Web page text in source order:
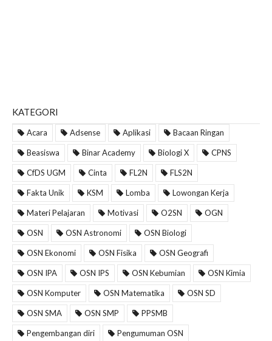
KATEGORI
Acara Adsense Aplikasi Bacaan Ringan
Beasiswa Binar Academy Biologi X CPNS
CfDS UGM Cinta FL2N FLS2N
Fakta Unik KSM Lomba Lowongan Kerja
Materi Pelajaran Motivasi O2SN OGN
OSN OSN Astronomi OSN Biologi
OSN Ekonomi OSN Fisika OSN Geografi
OSN IPA OSN IPS OSN Kebumian OSN Kimia
OSN Komputer OSN Matematika OSN SD
OSN SMA OSN SMP PPSMB
Pengembangan diri Pengumuman OSN